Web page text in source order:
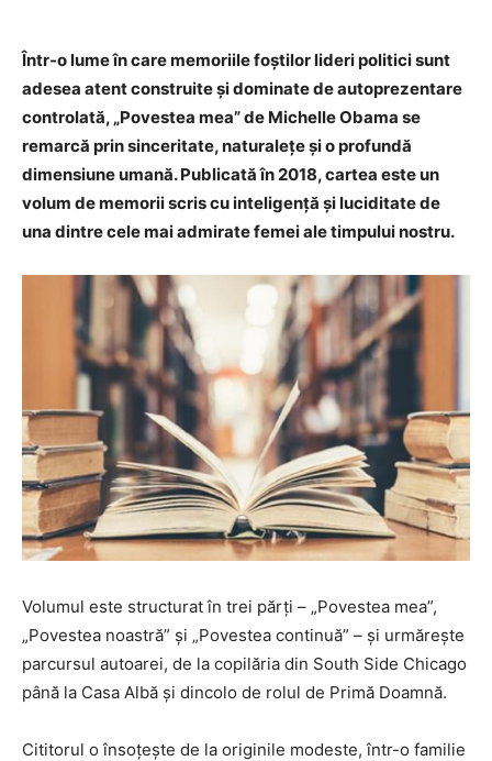
Într-o lume în care memoriile foștilor lideri politici sunt
adesea atent construite și dominate de autoprezentare
controlată, „Povestea mea” de Michelle Obama se
remarcă prin sinceritate, naturalețe și o profundă
dimensiune umană. Publicată în 2018, cartea este un
volum de memorii scris cu inteligență și luciditate de
una dintre cele mai admirate femei ale timpului nostru.
Volumul este structurat în trei părți – „Povestea mea”,
„Povestea noastră” și „Povestea continuă” – și urmărește
parcursul autoarei, de la copilăria din South Side Chicago
până la Casa Albă și dincolo de rolul de Primă Doamnă.
Cititorul o însoțește de la originile modeste, într-o familie